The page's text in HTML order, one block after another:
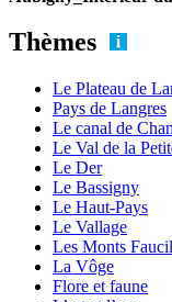
Thèmes
Le Plateau de
Pays de Langres
Le canal de
Le Val de la
Le Der
Le Bassigny
Le Haut-Pays
Le Vallage
Les Monts
La Vôge
Flore et faune